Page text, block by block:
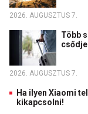
2026. AUGUSZTUS 7.
Több
2026. AUGUSZTUS 7.
Ha ilyen Xiaomi
kikapcsolni!